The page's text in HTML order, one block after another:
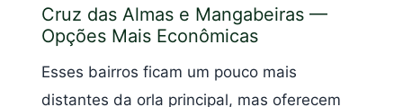
Cruz das Almas e Mangabeiras —
Opções Mais Econômicas
Esses bairros ficam um pouco mais
distantes da orla principal, mas oferecem